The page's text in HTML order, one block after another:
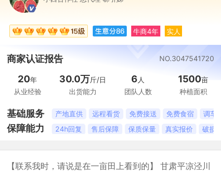
牛商4年 实人
商家认证报告 NO.3047541720
20年
从业经验
30.0万斤/日
出货能力
6 人
团队人数
1500亩
种植面积
基础服务 产地直供 远程看货 免费接送 免费食宿 调车
保障能力 24h回复 售后保障 保质保量 真实报价 破损
【联系我时，请说是在一亩田上看到的】 甘肃平凉泾川